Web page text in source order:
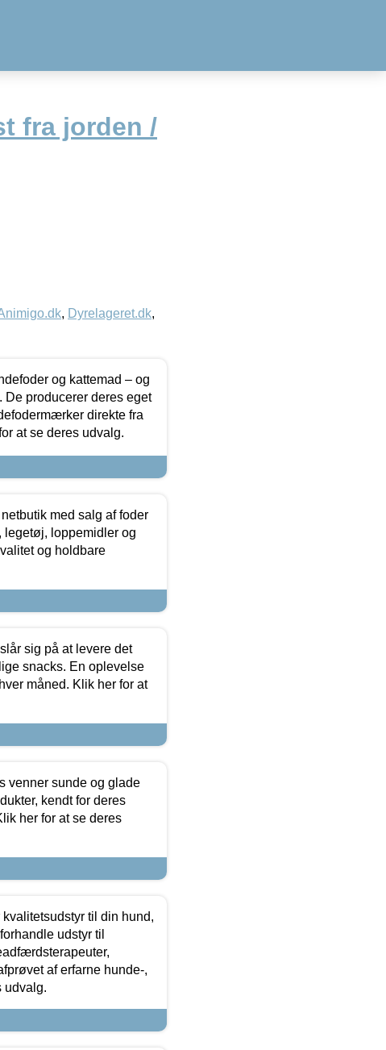
fra jorden /
, Dyrelageret.dk,
og kattemad – og
producerer deres eget
direkte fra
at se deres udvalg.
med salg af foder
loppemidler og
og holdbare
sig på at levere det
snacks. En oplevelse
måned. Klik her for at
venner sunde og glade
kendt for deres
her for at se deres
til din hund,
udstyr til
af erfarne hunde-,
udvalg.